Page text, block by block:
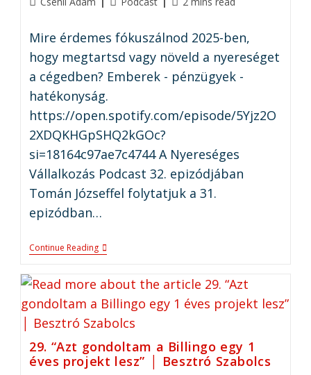
Mire érdemes fókuszálnod 2025-ben,
hogy megtartsd vagy növeld a nyereséget
a cégedben? Emberek - pénzügyek -
hatékonyság.
https://open.spotify.com/episode/5Yjz2O
2XDQKHGpSHQ2kGOc?
si=18164c97ae7c4744 A Nyereséges
Vállalkozás Podcast 32. epizódjában
Tomán Józseffel folytatjuk a 31.
epizódban…
Continue Reading
29. “Azt gondoltam a Billingo egy 1
éves projekt lesz” │ Besztró Szabolcs